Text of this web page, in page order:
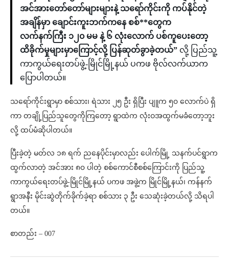
အင်အားတော်တော်များများနဲ့ သရော်ကိုင်းကို ကပ်နိုင်တဲ့
အချိန်မှာ ချောင်းကူးဘက်ကနေ စစ်**တွေက
လက်နက်ကြီး ၁၂၀ မမ နဲ့ ၆ လုံးလောက် ပစ်ကူပေးတော့
ထိခိုက်မှုများမှာကြောင့်လို့ ပြန်ဆုတ်ခွာခဲ့တယ်” လို့ ပြည်သူ့
ကာကွယ်ရေးတပ်ဖွဲ့-မြိုင်မြို့နယ် ပကဖ ဗိုလ်လက်ယာက
ပြောပါတယ်။
သရော်ကိုင်းရွာမှာ စစ်သား၊ ရဲသား ၂၅ ဦး ရှိပြီး ပျူက ၅၀ လောက်ပဲ ရှိ
ကာ တချို့ပြည်သူတွေကိုကြတော့ ရွာထဲက လုံးဝအထွက်မခံတော့ဘူး
လို့ ထပ်မံဆိုပါတယ်။
ပြီးခဲ့တဲ့ မတ်လ ၁၈ ရက် ညနေပိုင်းမှာလည်း ပေါက်မြို့ သနက်ပင်ရွာက
ထွက်လာတဲ့ အင်အား ၈၀ ပါတဲ့ စစ်ကောင်စီစစ်ကြောင်းကို ပြည်သူ့
ကာကွယ်ရေးတပ်ဖွဲ့-မြိုင်မြို့နယ် ပကဖ အဖွဲ့က မြိုင်မြို့နယ်၊ ကန်နက်
ရွာအနီး မိုင်းဆွဲတိုက်ခိုက်ခဲ့ရာ စစ်သား ၃ ဦး သေဆုံးခဲ့တယ်လို့ သိရပါ
တယ်။
စာတည်း – 007